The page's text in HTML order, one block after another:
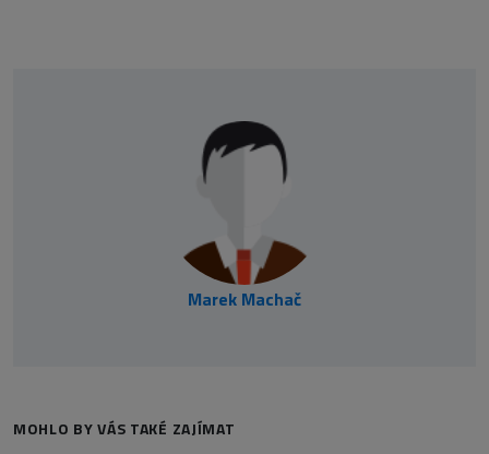
Marek Machač
MOHLO BY VÁS TAKÉ ZAJÍMAT